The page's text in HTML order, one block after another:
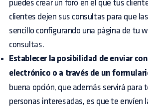
puedes crear un foro en el que tus
clientes dejen sus consultas para que
sencillo configurando una página de tu
consultas.
Establecer la posibilidad de enviar
electrónico o a través de un
buena opción, que además servirá para
personas interesadas, es que te envíen